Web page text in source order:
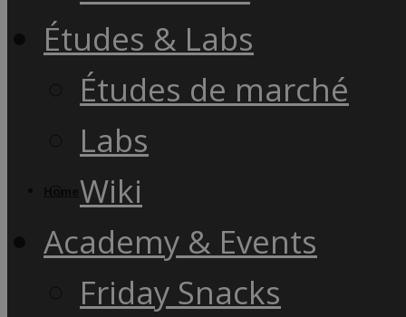
Études & Labs
Études de marché
Labs
Wiki
Academy & Events
Friday Snacks